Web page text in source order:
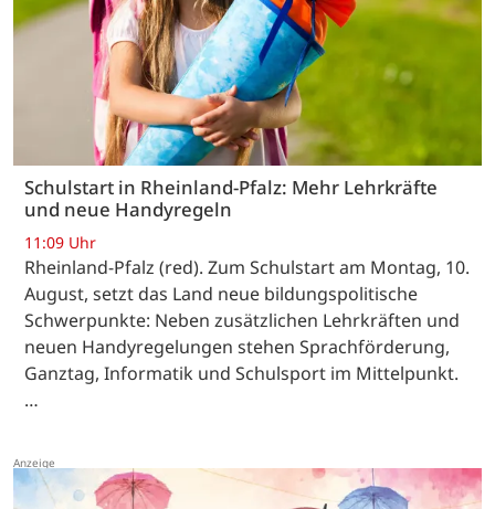
Schulstart in Rheinland-Pfalz: Mehr Lehrkräfte
und neue Handyregeln
11:09 Uhr
Rheinland-Pfalz (red). Zum Schulstart am Montag, 10.
August, setzt das Land neue bildungspolitische
Schwerpunkte: Neben zusätzlichen Lehrkräften und
neuen Handyregelungen stehen Sprachförderung,
Ganztag, Informatik und Schulsport im Mittelpunkt.
…